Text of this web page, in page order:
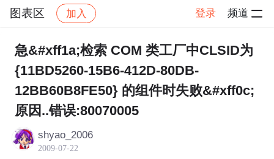
图表区 加入 登录 频道
社区 图表区 帖子详情
急&#xff1a;检索 COM 类工厂中CLSID为
{11BD5260-15B6-412D-80DB-
12BB60B8FE50} 的组件时失败&#xff0c;
原因..错误:80070005
shyao_2006
2009-07-22